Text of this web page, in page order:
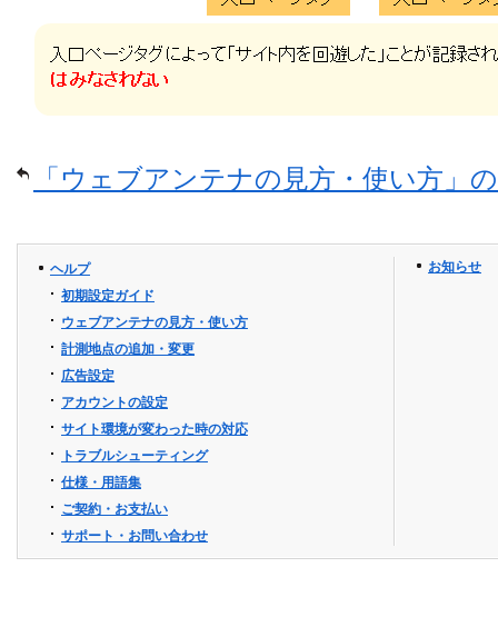
「ウェブアンテナの見方・使い方」
ヘルプ
初期設定ガイド
ウェブアンテナの見方・使い方
計測地点の追加・変更
広告設定
アカウントの設定
サイト環境が変わった時の対応
トラブルシューティング
仕様・用語集
ご契約・お支払い
サポート・お問い合わせ
お知らせ